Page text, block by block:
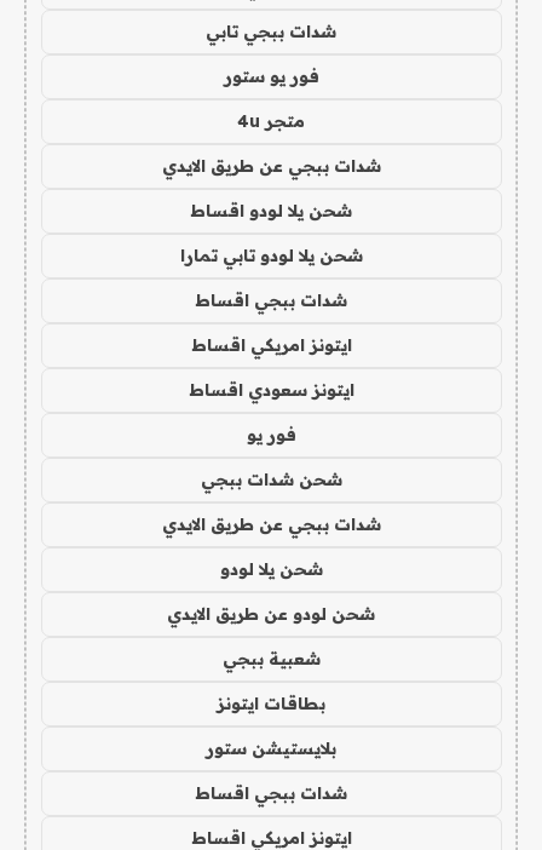
شدات ببجي تابي
فور يو ستور
متجر 4u
شدات ببجي عن طريق الايدي
شحن يلا لودو اقساط
شحن يلا لودو تابي تمارا
شدات ببجي اقساط
ايتونز امريكي اقساط
ايتونز سعودي اقساط
فور يو
شحن شدات ببجي
شدات ببجي عن طريق الايدي
شحن يلا لودو
شحن لودو عن طريق الايدي
شعبية ببجي
بطاقات ايتونز
بلايستيشن ستور
شدات ببجي اقساط
ايتونز امريكي اقساط